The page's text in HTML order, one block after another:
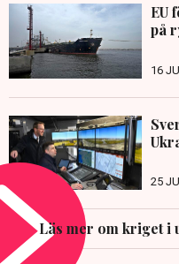
EU
på
16
25
Läs mer om kriget i